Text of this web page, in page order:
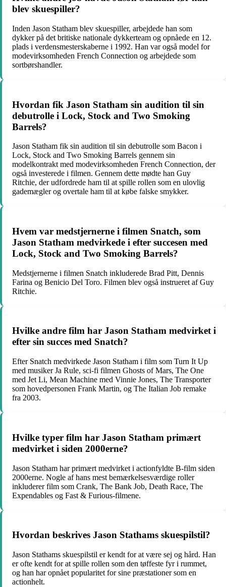
blev skuespiller?
Inden Jason Statham blev skuespiller, arbejdede han som
dykker på det britiske nationale dykkerteam og opnåede en 12.
plads i verdensmesterskaberne i 1992. Han var også model for
modevirksomheden French Connection og arbejdede som
sortbørshandler.
Hvordan fik Jason Statham sin audition til sin
debutrolle i Lock, Stock and Two Smoking
Barrels?
Jason Statham fik sin audition til sin debutrolle som Bacon i
Lock, Stock and Two Smoking Barrels gennem sin
modelkontrakt med modevirksomheden French Connection, der
også investerede i filmen. Gennem dette mødte han Guy
Ritchie, der udfordrede ham til at spille rollen som en ulovlig
gademægler og overtale ham til at købe falske smykker.
Hvem var medstjernerne i filmen Snatch, som
Jason Statham medvirkede i efter succesen med
Lock, Stock and Two Smoking Barrels?
Medstjernerne i filmen Snatch inkluderede Brad Pitt, Dennis
Farina og Benicio Del Toro. Filmen blev også instrueret af Guy
Ritchie.
Hvilke andre film har Jason Statham medvirket i
efter sin succes med Snatch?
Efter Snatch medvirkede Jason Statham i film som Turn It Up
med musiker Ja Rule, sci-fi filmen Ghosts of Mars, The One
med Jet Li, Mean Machine med Vinnie Jones, The Transporter
som hovedpersonen Frank Martin, og The Italian Job remake
fra 2003.
Hvilke typer film har Jason Statham primært
medvirket i siden 2000erne?
Jason Statham har primært medvirket i actionfyldte B-film siden
2000erne. Nogle af hans mest bemærkelsesværdige roller
inkluderer film som Crank, The Bank Job, Death Race, The
Expendables og Fast & Furious-filmene.
Hvordan beskrives Jason Stathams skuespilstil?
Jason Stathams skuespilstil er kendt for at være sej og hård. Han
er ofte kendt for at spille rollen som den tøffeste fyr i rummet,
og han har opnået popularitet for sine præstationer som en
actionhelt.